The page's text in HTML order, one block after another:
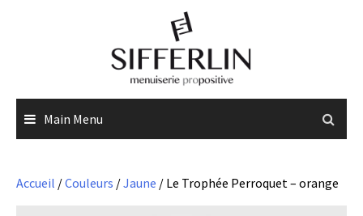
Main Menu
Accueil /Couleurs /Jaune / Le Trophée Perroquet – orange